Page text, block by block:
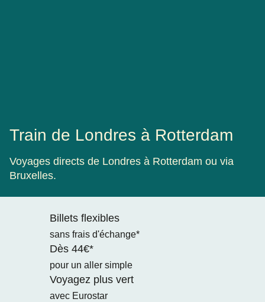
Train de Londres à Rotterdam
Voyages directs de Londres à Rotterdam ou via
Bruxelles.
Billets flexibles
sans frais d'échange*
Dès 44€*
pour un aller simple
Voyagez plus vert
avec Eurostar